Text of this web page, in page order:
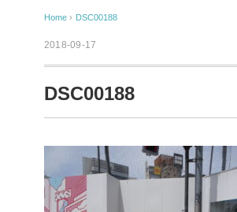
Home › DSC00188
2018-09-17
DSC00188